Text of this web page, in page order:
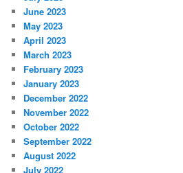
June 2023
May 2023
April 2023
March 2023
February 2023
January 2023
December 2022
November 2022
October 2022
September 2022
August 2022
July 2022